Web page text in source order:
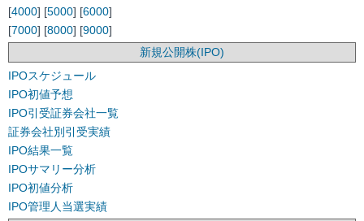
[4000] [5000] [6000]
[7000] [8000] [9000]
新規公開株(IPO)
IPOスケジュール
IPO初値予想
IPO引受証券会社一覧
証券会社別引受実績
IPO結果一覧
IPOサマリー分析
IPO初値分析
IPO管理人当選実績